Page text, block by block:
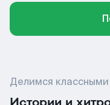
Делимся